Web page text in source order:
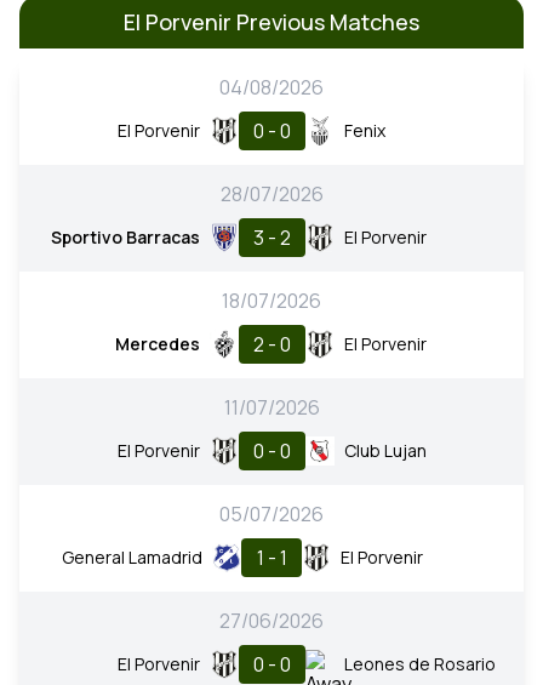
El Porvenir Previous Matches
04/08/2026
El Porvenir 0 - 0 Fenix
28/07/2026
Sportivo Barracas 3 - 2 El Porvenir
18/07/2026
Mercedes 2 - 0 El Porvenir
11/07/2026
El Porvenir 0 - 0 Club Lujan
05/07/2026
General Lamadrid 1 - 1 El Porvenir
27/06/2026
El Porvenir 0 - 0 Leones de Rosario